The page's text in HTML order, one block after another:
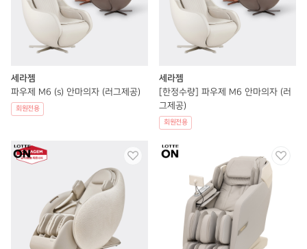
세라젬
파우제 M6 (s) 안마의자 (러그제공)
회원전용
세라젬
[한정수량] 파우제 M6 안마의자 (러
그제공)
회원전용